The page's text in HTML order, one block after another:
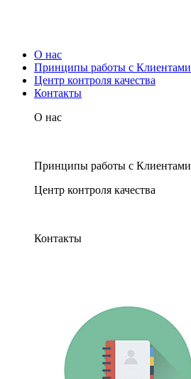
О нас
Принципы работы с Клиентами
Центр контроля качества
Контакты
О нас
Принципы работы с Клиентами
Центр контроля качества
Контакты